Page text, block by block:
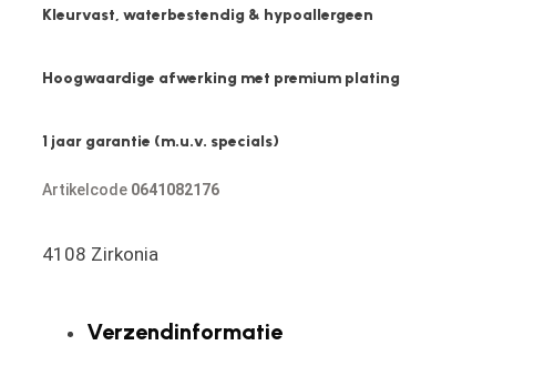
Kleurvast, waterbestendig & hypoallergeen
Hoogwaardige afwerking met premium plating
1 jaar garantie (m.u.v. specials)
Artikelcode 0641082176
4108 Zirkonia
Verzendinformatie